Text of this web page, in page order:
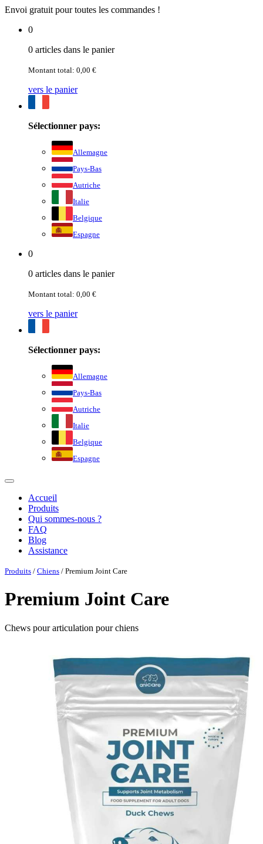
Envoi gratuit pour toutes les commandes !
0
0 articles dans le panier
Montant total: 0,00 €
vers le panier
Sélectionner pays:
Allemagne
Pays-Bas
Autriche
Italie
Belgique
Espagne
0
0 articles dans le panier
Montant total: 0,00 €
vers le panier
Sélectionner pays:
Allemagne
Pays-Bas
Autriche
Italie
Belgique
Espagne
Accueil
Produits
Qui sommes-nous ?
FAQ
Blog
Assistance
Produits / Chiens / Premium Joint Care
Premium Joint Care
Chews pour articulation pour chiens